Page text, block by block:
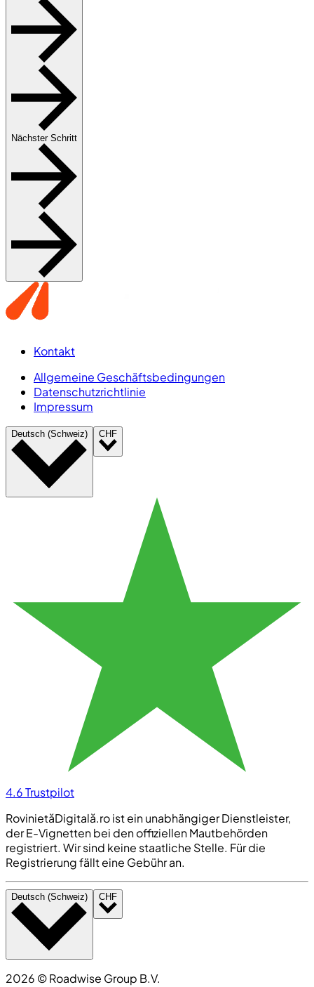
Nächster Schritt
Kontakt
Allgemeine Geschäftsbedingungen
Datenschutzrichtlinie
Impressum
Deutsch (Schweiz) CHF
4.6Trustpilot
RovinietăDigitală.ro ist ein unabhängiger Dienstleister,
der E-Vignetten bei den offiziellen Mautbehörden
registriert. Wir sind keine staatliche Stelle. Für die
Registrierung fällt eine Gebühr an.
Deutsch (Schweiz) CHF
2026 ©Roadwise Group B.V.